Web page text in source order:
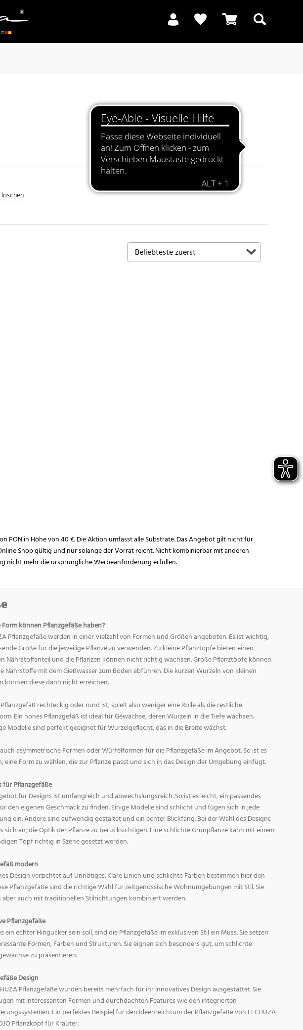
Suchen
PON in Höhe von 40 €. Die Aktion umfasst alle Substrate. Das Angebot gilt nicht für
Shop gültig und nur solange der Vorrat reicht. Nicht kombinierbar mit anderen
nicht mehr die ursprüngliche Werbeanforderung erfüllen.
können Pflanzgefäße haben?
Pflanzgefäße werden in einer Vielzahl von Formen und Größen angeboten. Es ist wichtig,
Größe für die jeweilige Pflanze zu verwenden. Zu kleine Pflanztöpfe bieten einen
Nährstoffanteil und die Pflanzen können nicht richtig wachsen. Große Pflanztöpfe können
Nährstoffe mit dem Gießwasser zum Boden abführen. Die kurzen Wurzeln von kleinen
können diese dann nicht erreichen.
rechteckig oder rund ist, spielt also weniger eine Rolle als die restliche
Ein hohes Pflanzgefäß ist ideal für Gewächse, deren Wurzeln in die Tiefe wachsen.
Modelle sind perfekt geeignet für Wurzelgeflecht, das in die Breite wächst.
asymmetrische Formen oder Würfelformen für die Pflanzgefäße im Angebot. So ist es
eine Form zu wählen, die zur Pflanze passt und sich in das Design der Umgebung einfügt.
für Pflanzgefäße
für Designs ist umfangreich und abwechslungsreich. So ist es leicht, ein passendes
den eigenen Geschmack zu finden. Einige Modelle sind schlicht und fügen sich in jede
ein. Andere sind aufwendig gestaltet und ein echter Blickfang. Bei der Wahl des Designs
sich an, die Optik der Pflanze zu berücksichtigen. Eine schlichte Grünpflanze kann mit einem
Topf richtig in Szene gesetzt werden.
modern
Design verzichtet auf Unnötiges. Klare Linien und schlichte Farben bestimmen hier den
Pflanzgefäße sind die richtige Wahl für zeitgenössische Wohnumgebungen mit Stil. Sie
aber auch mit traditionellen Stilrichtungen kombiniert werden.
Pflanzgefäße
ein echter Hingucker sein soll, sind die Pflanzgefäße im exklusiven Stil ein Muss. Sie setzen
Formen, Farben und Strukturen. Sie eignen sich besonders gut, um schlichte
zu präsentieren.
Design
Pflanzgefäße wurden bereits mehrfach für ihr innovatives Design ausgestattet. Sie
mit interessanten Formen und durchdachten Features wie den integrierten
Ein perfektes Beispiel für den Ideenreichtum der Pflanzgefäße von LECHUZA
Pflanzkopf für Kräuter.